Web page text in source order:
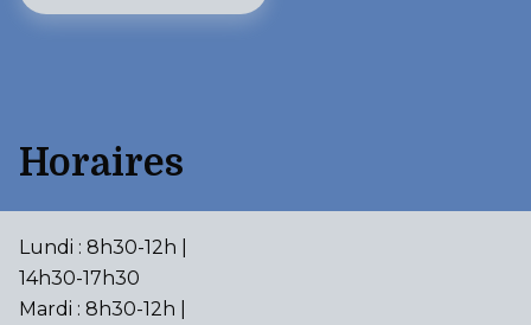
Horaires
Lundi : 8h30-12h |
14h30-17h30
Mardi : 8h30-12h |